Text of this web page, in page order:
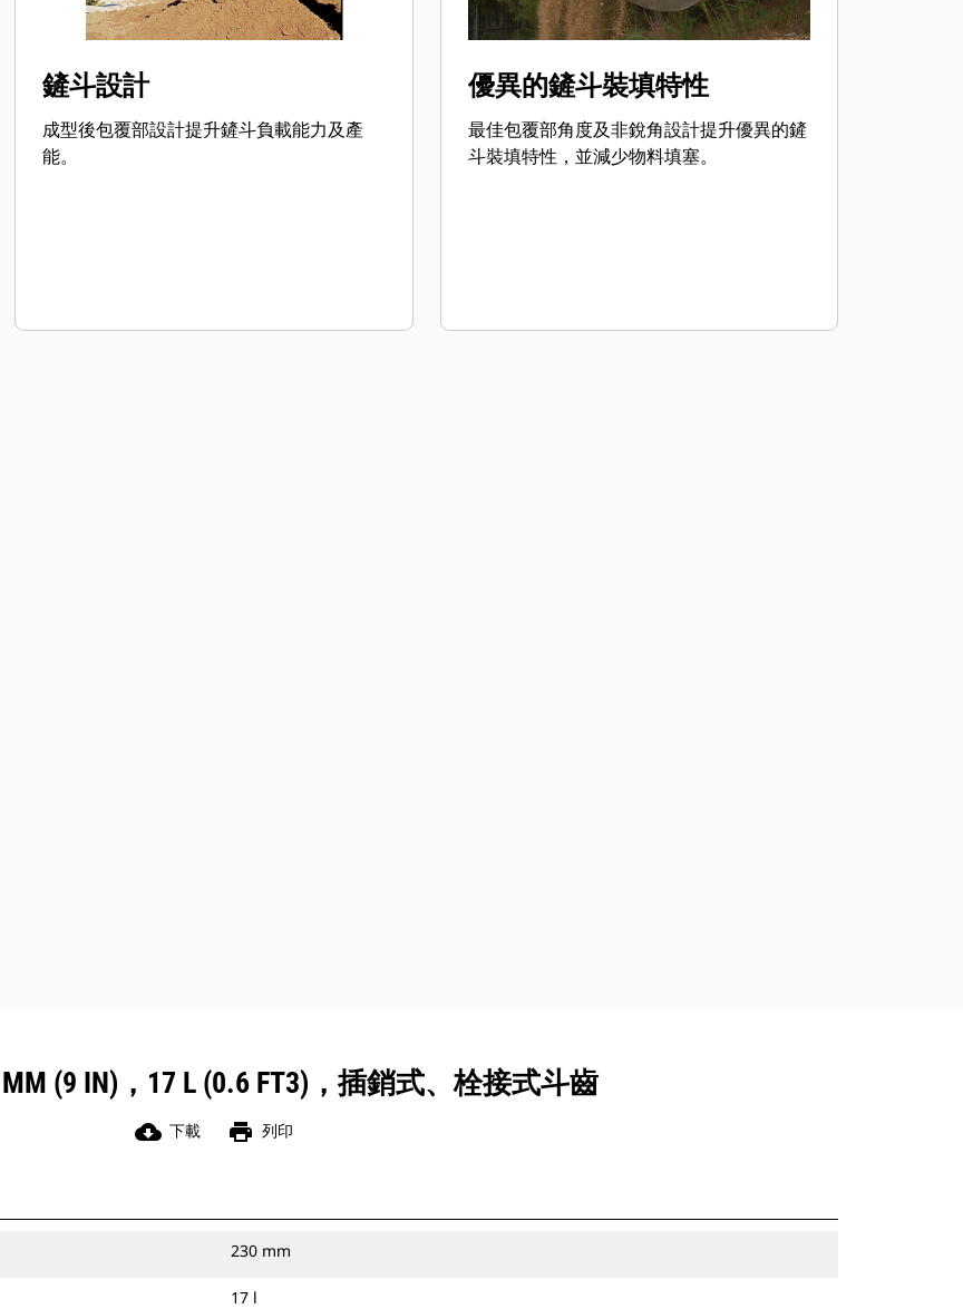
鏟斗設計
成型後包覆部設計提升鏟斗負載能力及產
能。
優異的鏟斗裝填特性
最佳包覆部角度及非銳角設計提升優異的鏟
斗裝填特性，並減少物料填塞。
(9 IN)，17 L (0.6 FT3)，插銷式、栓接式斗齒
cloud_download 下載 print 列印
230 mm
17 l